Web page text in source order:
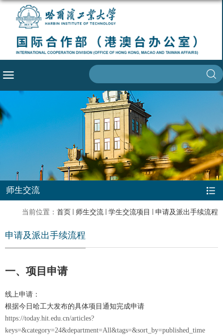
师生交流
当前位置： 首页 师生交流 学生交流项目 申请及派出手续流程
申请及派出手续流程
一、 项目申请
线上申请：
根据今日哈工大发布的具体项目通知完成申请
https://today.hit.edu.cn/articles?
keys=&category=24&department=All&tags=&sort_by=published_time